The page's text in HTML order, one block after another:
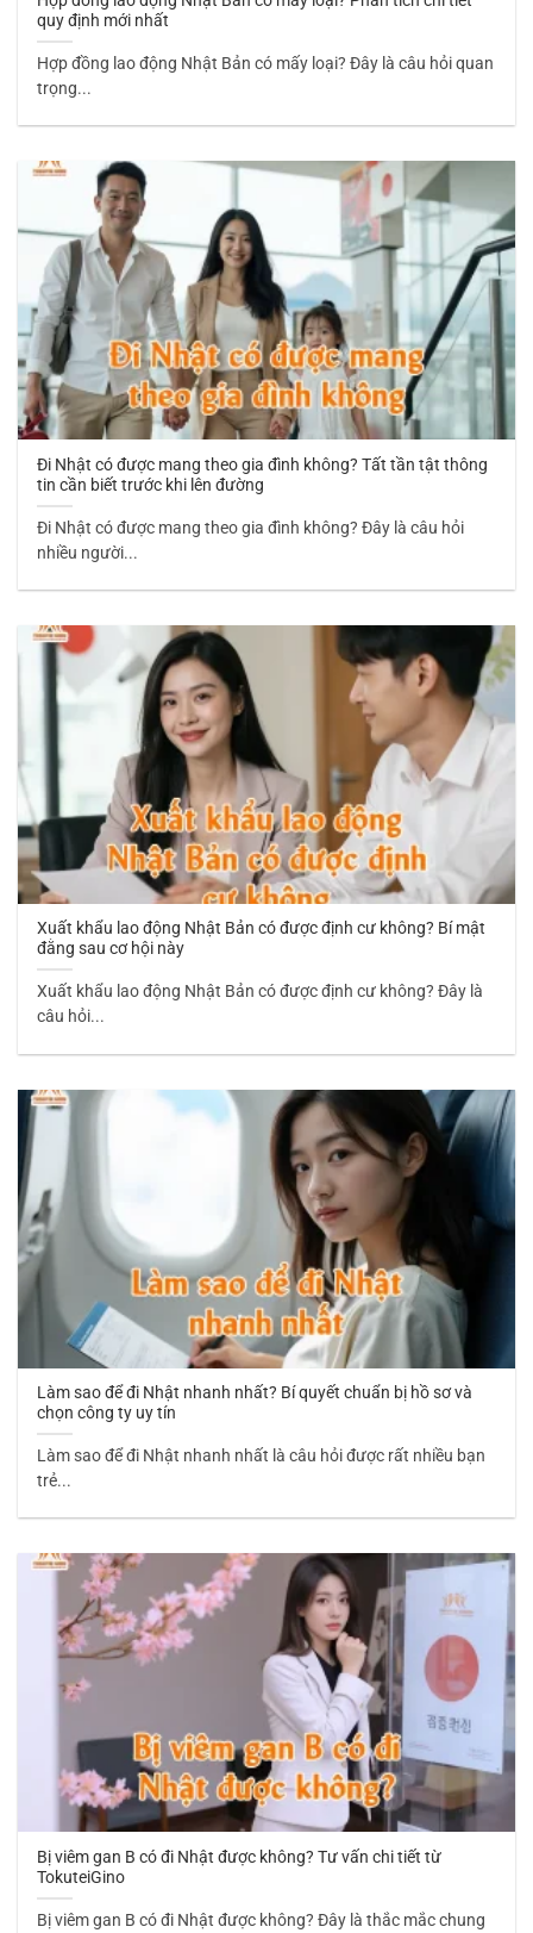
quy định mới nhất
Hợp đồng lao động Nhật Bản có mấy loại? Đây là câu hỏi quan
trọng...
Đi Nhật có được mang theo gia đình không? Tất tần tật thông
tin cần biết trước khi lên đường
Đi Nhật có được mang theo gia đình không? Đây là câu hỏi
nhiều người...
Xuất khẩu lao động Nhật Bản có được định cư không? Bí mật
đằng sau cơ hội này
Xuất khẩu lao động Nhật Bản có được định cư không? Đây là
câu hỏi...
Làm sao để đi Nhật nhanh nhất? Bí quyết chuẩn bị hồ sơ và
chọn công ty uy tín
Làm sao để đi Nhật nhanh nhất là câu hỏi được rất nhiều bạn
trẻ...
Bị viêm gan B có đi Nhật được không? Tư vấn chi tiết từ
TokuteiGino
Bị viêm gan B có đi Nhật được không? Đây là thắc mắc chung